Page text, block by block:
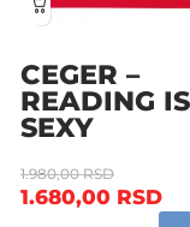
CEGER –
READING IS
SEXY
1.980,00RSD
1.680,00 RSD